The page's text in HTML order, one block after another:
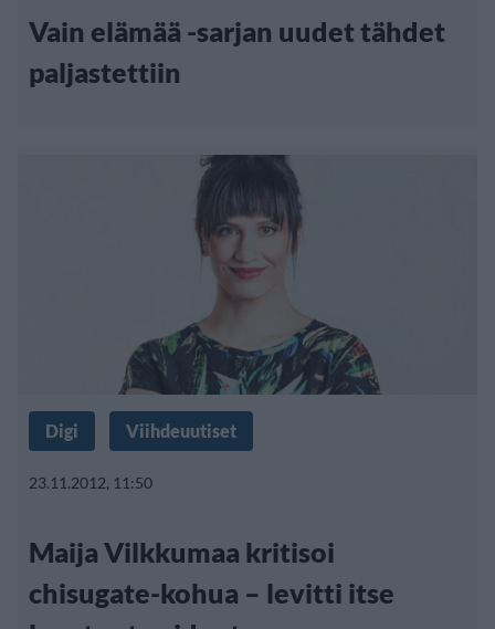
Vain elämää -sarjan uudet tähdet
paljastettiin
Digi Viihdeuutiset
23.11.2012, 11:50
Maija Vilkkumaa kritisoi
chisugate-kohua – levitti itse